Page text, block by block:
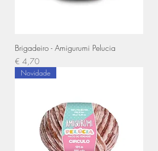
Brigadeiro - Amigurumi Pelucia
Preço
€ 4,70
Novidade